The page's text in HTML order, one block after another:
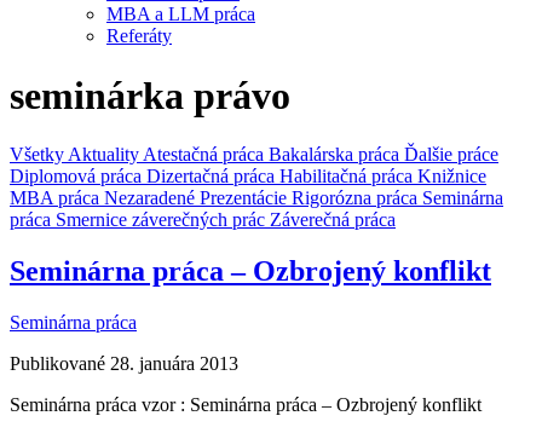
MBA a LLM práca
Referáty
seminárka právo
Všetky Aktuality Atestačná práca Bakalárska práca Ďalšie práce
Diplomová práca Dizertačná práca Habilitačná práca Knižnice
MBA práca Nezaradené Prezentácie Rigorózna práca Seminárna
práca Smernice záverečných prác Záverečná práca
Seminárna práca – Ozbrojený konflikt
Seminárna práca
Publikované 28. januára 2013
Seminárna práca vzor : Seminárna práca – Ozbrojený konflikt